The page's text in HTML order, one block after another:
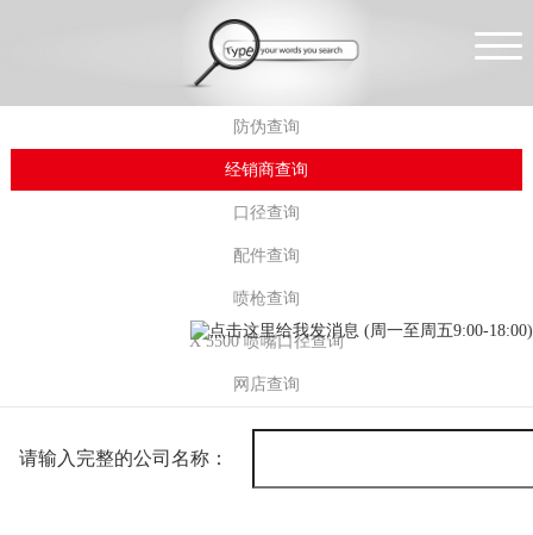
防伪查询
经销商查询
口径查询
配件查询
喷枪查询
X 5500 喷嘴口径查询
网店查询
请输入完整的公司名称：